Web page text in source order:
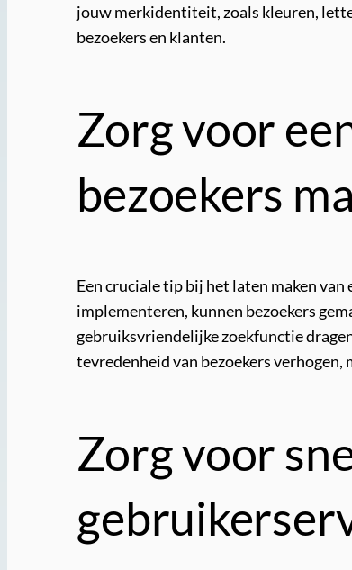
jouw merkidentiteit, zoals kleuren,
bezoekers en klanten.
Zorg voor
bezoekers
Een cruciale tip bij het laten maken
implementeren, kunnen bezoekers
gebruiksvriendelijke zoekfunctie
tevredenheid van bezoekers
Zorg voor